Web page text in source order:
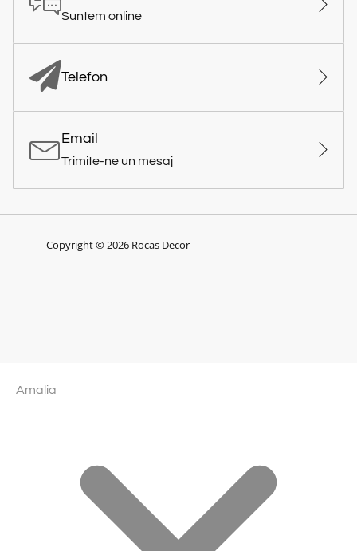
Suntem online
Telefon
Email
Trimite-ne un mesaj
Copyright © 2026 Rocas Decor
Amalia